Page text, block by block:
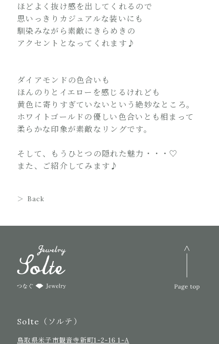
ほどよく抜け感を出してくれるので
思いっきりカジュアルな装いにも
馴染みながら素敵にきらめきの
アクセントとなってくれます♪
ダイアモンドの色合いも
ほんのりとイエローを感じるけれども
黄色に寄りすぎていないという絶妙なところ。
ホワイトゴールドの優しい色合いとも相まって
柔らかな印象が素敵なリングです。
そして、もうひとつの隠れた魅力・・・♡
また、ご紹介してみます♪
Back
Solte（ソルテ）
鳥取県米子市観音寺新町1-2-16 1-A